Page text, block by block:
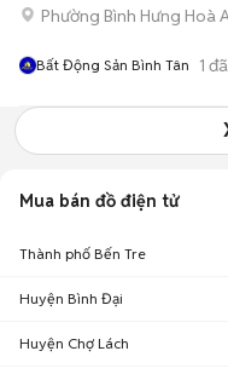
Phường Bình Hưng Hoà
Bất Động Sản Bình Tân 1
Mua bán đồ điện tử
Thành phố Bến Tre
Huyện Bình Đại
Huyện Chợ Lách